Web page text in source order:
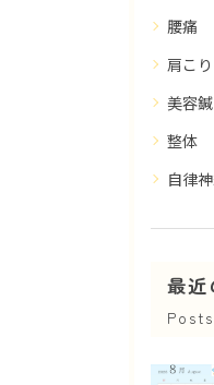
腰痛
肩こり
美容鍼
整体
自律
最近
Posts